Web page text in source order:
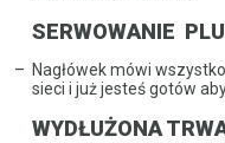
SERWOWANIE
Nagłówek mówi
sieci i już jesteś gotów
WYDŁUŻONA